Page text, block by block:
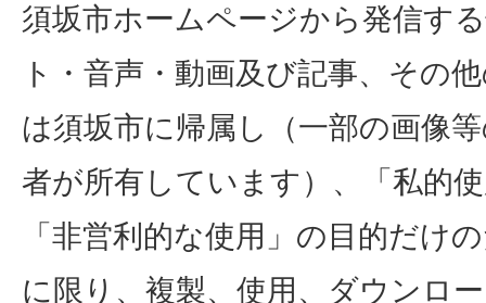
須坂市ホームページから発信す
ト・音声・動画及び記事、その
は須坂市に帰属し（一部の画像
者が所有しています）、「私的
「非営利的な使用」の目的だけ
に限り、複製、使用、ダウンロ